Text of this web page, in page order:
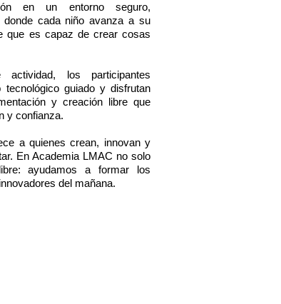
en un entorno seguro,
donde cada niño avanza a su
que es capaz de crear cosas
los participantes
guiado y disfrutan
y creación libre que
y confianza.
a quienes crean, innovan y
En Academia LMAC no solo
ayudamos a formar los
del mañana.